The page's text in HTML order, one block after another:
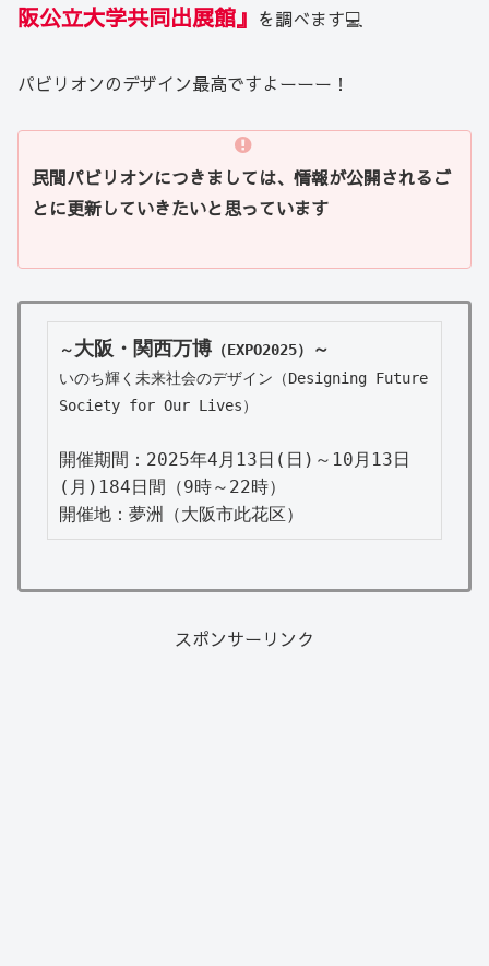
阪公立大学共同出展館』 を調べます💻
パビリオンのデザイン最高ですよーーー！
民間パビリオンにつきましては、情報が公開されるご
とに更新していきたいと思っています
～大阪・関西万博 （EXPO2025） ～
いのち輝く未来社会のデザイン（Designing Future
Society for Our Lives）
開催期間：2025年4月13日(日)～10月13日
(月)184日間（9時～22時）
開催地：夢洲（大阪市此花区）
スポンサーリンク